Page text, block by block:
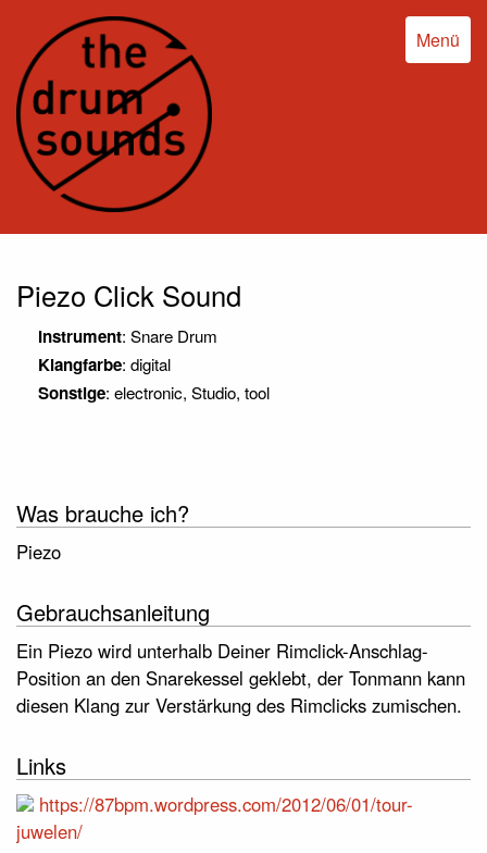
Menü
Piezo Click Sound
Instrument: Snare Drum
Klangfarbe: digital
Sonstige: electronic, Studio, tool
Was brauche ich?
Piezo
Gebrauchsanleitung
Ein Piezo wird unterhalb Deiner Rimclick-Anschlag-
Position an den Snarekessel geklebt, der Tonmann kann
diesen Klang zur Verstärkung des Rimclicks zumischen.
Links
https://87bpm.wordpress.com/2012/06/01/tour-
juwelen/